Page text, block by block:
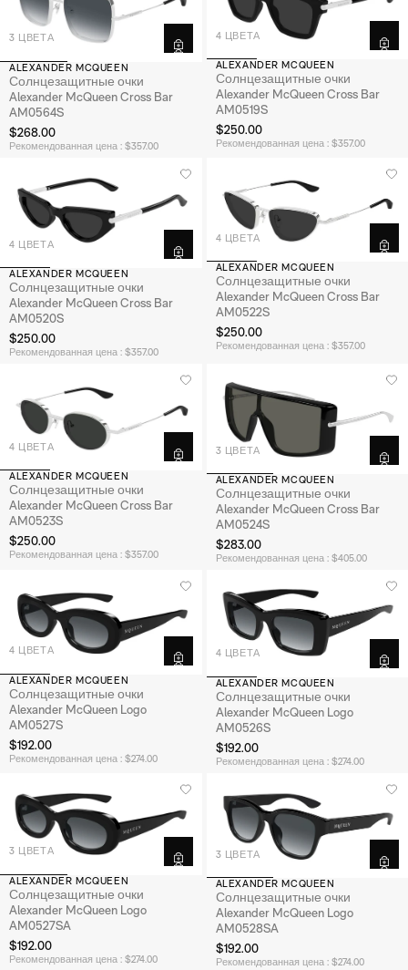
3 ЦВЕТА
ALEXANDER MCQUEEN
Солнцезащитные очки
Alexander McQueen Cross Bar
AM0564S
$268.00
Рекомендованная цена : $357.00
4 ЦВЕТА
ALEXANDER MCQUEEN
Солнцезащитные очки
Alexander McQueen Cross Bar
AM0519S
$250.00
Рекомендованная цена : $357.00
4 ЦВЕТА
ALEXANDER MCQUEEN
Солнцезащитные очки
Alexander McQueen Cross Bar
AM0520S
$250.00
Рекомендованная цена : $357.00
4 ЦВЕТА
ALEXANDER MCQUEEN
Солнцезащитные очки
Alexander McQueen Cross Bar
AM0522S
$250.00
Рекомендованная цена : $357.00
4 ЦВЕТА
ALEXANDER MCQUEEN
Солнцезащитные очки
Alexander McQueen Cross Bar
AM0523S
$250.00
Рекомендованная цена : $357.00
3 ЦВЕТА
ALEXANDER MCQUEEN
Солнцезащитные очки
Alexander McQueen Cross Bar
AM0524S
$283.00
Рекомендованная цена : $405.00
4 ЦВЕТА
ALEXANDER MCQUEEN
Солнцезащитные очки
Alexander McQueen Logo
AM0527S
$192.00
Рекомендованная цена : $274.00
4 ЦВЕТА
ALEXANDER MCQUEEN
Солнцезащитные очки
Alexander McQueen Logo
AM0526S
$192.00
Рекомендованная цена : $274.00
3 ЦВЕТА
ALEXANDER MCQUEEN
Солнцезащитные очки
Alexander McQueen Logo
AM0527SA
$192.00
Рекомендованная цена : $274.00
3 ЦВЕТА
ALEXANDER MCQUEEN
Солнцезащитные очки
Alexander McQueen Logo
AM0528SA
$192.00
Рекомендованная цена : $274.00